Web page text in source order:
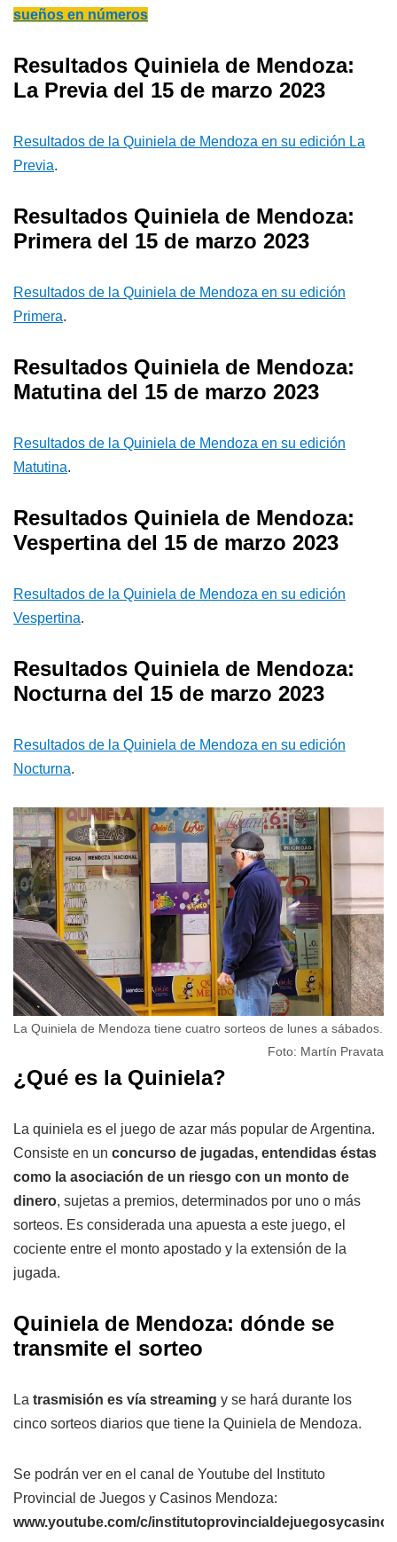
sueños en números
Resultados Quiniela de Mendoza:
La Previa del 15 de marzo 2023
Resultados de la Quiniela de Mendoza en su edición La
Previa.
Resultados Quiniela de Mendoza:
Primera del 15 de marzo 2023
Resultados de la Quiniela de Mendoza en su edición
Primera.
Resultados Quiniela de Mendoza:
Matutina del 15 de marzo 2023
Resultados de la Quiniela de Mendoza en su edición
Matutina.
Resultados Quiniela de Mendoza:
Vespertina del 15 de marzo 2023
Resultados de la Quiniela de Mendoza en su edición
Vespertina.
Resultados Quiniela de Mendoza:
Nocturna del 15 de marzo 2023
Resultados de la Quiniela de Mendoza en su edición
Nocturna.
La Quiniela de Mendoza tiene cuatro sorteos de lunes a sábados.
Foto: Martín Pravata
¿Qué es la Quiniela?
La quiniela es el juego de azar más popular de Argentina.
Consiste en un concurso de jugadas, entendidas éstas
como la asociación de un riesgo con un monto de
dinero, sujetas a premios, determinados por uno o más
sorteos. Es considerada una apuesta a este juego, el
cociente entre el monto apostado y la extensión de la
jugada.
Quiniela de Mendoza: dónde se
transmite el sorteo
La trasmisión es vía streaming y se hará durante los
cinco sorteos diarios que tiene la Quiniela de Mendoza.
Se podrán ver en el canal de Youtube del Instituto
Provincial de Juegos y Casinos Mendoza:
www.youtube.com/c/